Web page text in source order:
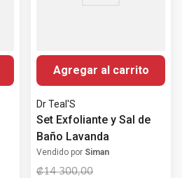
Agregar al carrito
Dr Teal'S
Set Exfoliante y Sal de
Baño Lavanda
Vendido por Siman
₡14 300,00